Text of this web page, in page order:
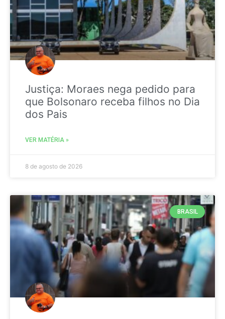
Justiça: Moraes nega pedido para
que Bolsonaro receba filhos no Dia
dos Pais
VER MATÉRIA »
8 de agosto de 2026
BRASIL